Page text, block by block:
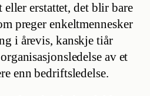
erstattet, det blir bare
preger enkeltmennesker
i årevis, kanskje tiår
av et
enn bedriftsledelse.